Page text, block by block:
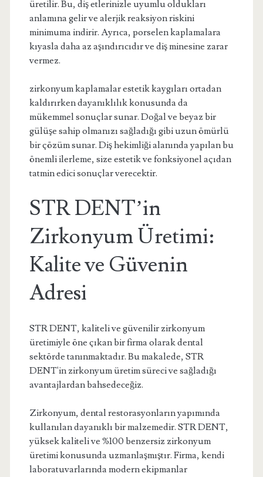
üretilir. Bu, diş etlerinizle uyumlu oldukları
anlamına gelir ve alerjik reaksiyon riskini
minimuma indirir. Ayrıca, porselen kaplamalara
kıyasla daha az aşındırıcıdır ve diş minesine zarar
vermez.
zirkonyum kaplamalar estetik kaygıları ortadan
kaldırırken dayanıklılık konusunda da
mükemmel sonuçlar sunar. Doğal ve beyaz bir
gülüşe sahip olmanızı sağladığı gibi uzun ömürlü
bir çözüm sunar. Diş hekimliği alanında yapılan bu
önemli ilerleme, size estetik ve fonksiyonel açıdan
tatmin edici sonuçlar verecektir.
STR DENT’in
Zirkonyum Üretimi:
Kalite ve Güvenin
Adresi
STR DENT, kaliteli ve güvenilir zirkonyum
üretimiyle öne çıkan bir firma olarak dental
sektörde tanınmaktadır. Bu makalede, STR
DENT'in zirkonyum üretim süreci ve sağladığı
avantajlardan bahsedeceğiz.
Zirkonyum, dental restorasyonların yapımında
kullanılan dayanıklı bir malzemedir. STR DENT,
yüksek kaliteli ve %100 benzersiz zirkonyum
üretimi konusunda uzmanlaşmıştır. Firma, kendi
laboratuvarlarında modern ekipmanlar